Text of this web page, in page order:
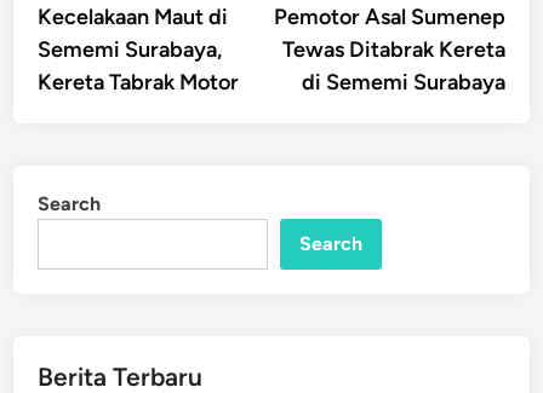
navigationarticle:
Kecelakaan Maut di
Sememi Surabaya,
Kereta Tabrak Motor
Pemotor Asal Sumenep
Tewas Ditabrak Kereta
di Sememi Surabaya
Search
Search
Berita Terbaru